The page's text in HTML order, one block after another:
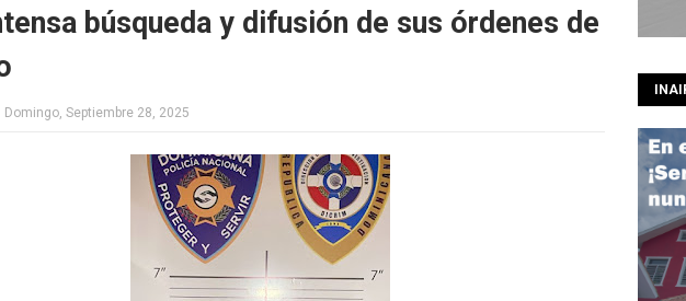
búsqueda y difusión de sus órdenes de
Domingo, Septiembre 28, 2025